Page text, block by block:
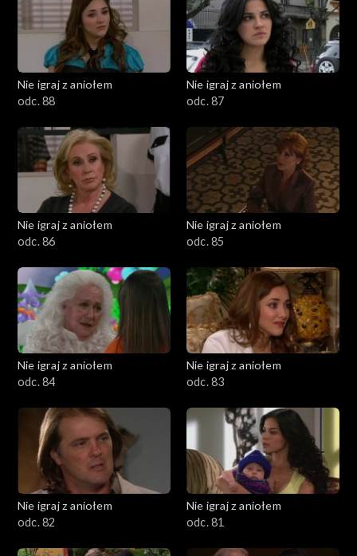
Nie igraj z aniołem
odc. 88
Nie igraj z aniołem
odc. 87
Nie igraj z aniołem
odc. 86
Nie igraj z aniołem
odc. 85
Nie igraj z aniołem
odc. 84
Nie igraj z aniołem
odc. 83
Nie igraj z aniołem
odc. 82
Nie igraj z aniołem
odc. 81